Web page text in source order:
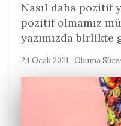
Nasıl daha pozitif
pozitif olmamız
yazımızda birlikte
24 Ocak 2021 Okuma